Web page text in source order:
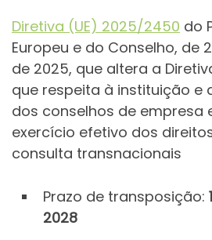
Diretiva (UE) 2025/2450 do
Europeu e do Conselho, de
de 2025, que altera a
que respeita à instituição e
dos conselhos de empresa
exercício efetivo dos
consulta transnacionais
Prazo de transposição:
2028